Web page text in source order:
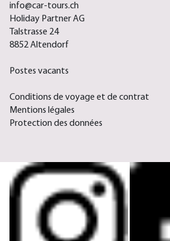
info@car-tours.ch
Holiday Partner AG
Talstrasse 24
8852 Altendorf
Postes vacants
Conditions de voyage et de contrat
Mentions légales
Protection des données